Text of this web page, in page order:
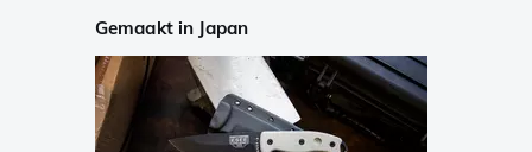
Gemaakt in Japan